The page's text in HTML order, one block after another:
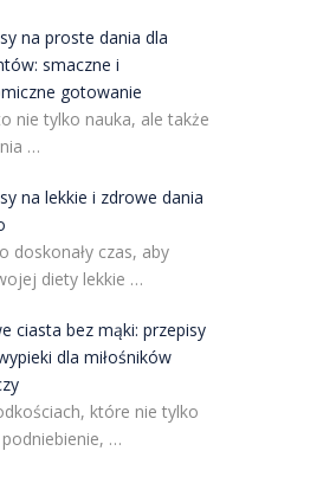
na proste dania dla
smaczne i
gotowanie
nie tylko nauka, ale także
…
na lekkie i zdrowe dania
doskonały czas, aby
diety lekkie …
ciasta bez mąki: przepisy
dla miłośników
które nie tylko
…